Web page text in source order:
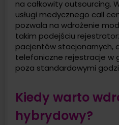
na całkowity outsourcing.
usługi medycznego call
pozwala na wdrożenie
takim podejściu
pacjentów stacjonarnych,
telefoniczne rejestracje w
poza standardowymi
Kiedy warto
hybrydowy?